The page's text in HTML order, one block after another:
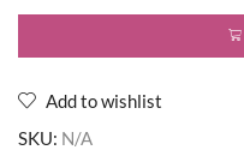
Add to wishlist
SKU: N/A